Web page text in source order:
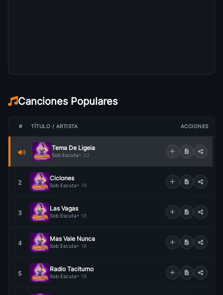
Canciones Populares
# TÍTULO / ARTISTA ACCIONES
Tema De Ligeia
Sob Escuta• 23
2
Ciclones
Sob Escuta• 19
3
Las Vagas
Sob Escuta• 18
4
Mas Vale Nunca
Sob Escuta• 18
5
Radio Taciturno
Sob Escuta• 18